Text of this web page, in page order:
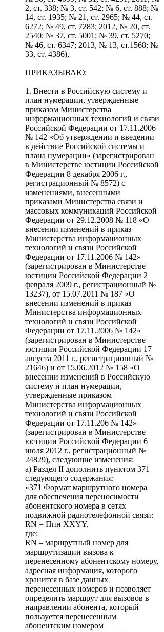
2, ст. 338; № 3, ст. 542; № 6, ст. 888; №
14, ст. 1935; № 21, ст. 2965; № 44, ст.
6272; № 49, ст. 7283; 2012, № 20, ст.
2540; № 37, ст. 5001; № 39, ст. 5270;
№ 46, ст. 6347; 2013, № 13, ст.1568; №
33, ст. 4386),
ПРИКАЗЫВАЮ:
1. Внести в Российскую систему и
план нумерации, утвержденные
приказом Министерства
информационных технологий и связи
Российской Федерации от 17.11.2006
№ 142 «Об утверждении и введении
в действие Российской системы и
плана нумерации» (зарегистрирован
в Министерстве юстиции Российской
Федерации 8 декабря 2006 г.,
регистрационный № 8572) с
изменениями, внесенными
приказами Министерства связи и
массовых коммуникаций Российской
Федерации от 29.12.2008 № 118 «О
внесении изменений в приказ
Министерства информационных
технологий и связи Российской
Федерации от 17.11.2006 № 142»
(зарегистрирован в Министерстве
юстиции Российской Федерации 2
февраля 2009 г., регистрационный №
13237), от 15.07.2011 № 187 «О
внесении изменений в приказ
Министерства информационных
технологий и связи Российской
Федерации от 17.11.2006 № 142»
(зарегистрирован в Министерстве
юстиции Российской Федерации 17
августа 2011 г., регистрационный №
21646) и от 15.06.2012 № 158 «О
внесении изменений в Российскую
систему и план нумерации,
утвержденные приказом
Министерства информационных
технологий и связи Российской
Федерации от 17.11.206 № 142»
(зарегистрирован в Министерстве
юстиции Российской Федерации 6
июля 2012 г., регистрационный №
24829), следующие изменения:
а) Раздел II дополнить пунктом 371
следующего содержания:
«371 Формат маршрутного номера
для обеспечения переносимости
абонентского номера в сетях
подвижной радиотелефонной связи:
RN = Ппн XXYY,
где:
RN – маршрутный номер для
маршрутизации вызова к
перенесенному абонентскому номеру,
адресная информация, которого
хранится в базе данных
перенесенных номеров и позволяет
определить маршрут для вызовов в
направлении абонента, который
пользуется перенесенным
абонентским номером